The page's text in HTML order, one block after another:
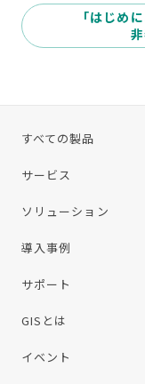
「はじめ
すべての製品
サービス
ソリューション
導入事例
サポート
GISとは
イベント